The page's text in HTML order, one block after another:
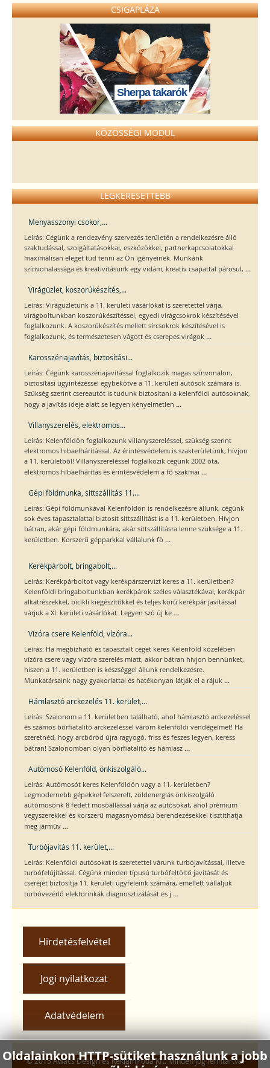
CSIGAPLÁZA
Sherpa takarók
KÖZÖSSÉGI MODUL
LEGKERESETTEBB
Menyasszonyi csokor,...
Leírás: Cégünk a rendezvény szervezés területén a rendelkezésre álló
szaktudással, szolgáltatásokkal, eszközökkel, partnerkapcsolatokkal
maximálisan eleget tud tenni az Ön igényeinek. Munkánk
színvonalassága és kreativitásunk egy vidám, kreatív csapattal párosul, ...
Virágüzlet, koszorúkészítés,...
Leírás: Virágüzletünk a 11. kerületi vásárlókat is szeretettel várja,
virágboltunkban koszorúkészítéssel, egyedi virágcsokrok készítésével
foglalkozunk. A koszorúkészítés mellett sírcsokrok készítésével is
foglalkozunk, és természetesen vágott és cserepes virágok ...
Karosszériajavítás, biztosítási...
Leírás: Cégünk karosszériajavítással foglalkozik magas színvonalon,
biztosítási ügyintézéssel egybekötve a 11. kerületi autósok számára is.
Szükség szerint csereautót is tudunk biztosítani a kelenföldi autósoknak,
hogy a javítás ideje alatt se legyen kényelmetlen ...
Villanyszerelés, elektromos...
Leírás: Kelenföldön foglalkozunk villanyszereléssel, szükség szerint
elektromos hibaelhárítással. Az érintésvédelem is szakterületünk, hívjon
a 11. kerületből! Villanyszereléssel foglalkozik cégünk 2002 óta,
elektromos hibaelhárítás és érintésvédelem a fő szakmai ...
Gépi földmunka, sittszállítás 11....
Leírás: Gépi földmunkával Kelenföldön is rendelkezésre állunk, cégünk
sok éves tapasztalattal biztosít sittszállítást is a 11. kerületben. Hívjon
bátran, akár gépi földmunkára, akár sittszállításra lenne szüksége a 11.
kerületben. Korszerű gépparkkal vállalunk fö ...
Kerékpárbolt, bringabolt,...
Leírás: Kerékpárboltot vagy kerékpárszervizt keres a 11. kerületben?
Kelenföldi bringaboltunkban kerékpárok széles választékával, kerékpár
alkatrészekkel, bicikli kiegészítőkkel és teljes körű kerékpár javítással
várjuk a XI. kerületi vásárlókat. Legyen szó új ke ...
Vízóra csere Kelenföld, vízóra...
Leírás: Ha megbízható és tapasztalt céget keres Kelenföld közelében
vízóra csere vagy vízóra szerelés miatt, akkor bátran hívjon bennünket,
hiszen a 11. kerületben is készséggel állunk rendelkezésre.
Munkatársaink nagy gyakorlattal és hatékonyan látják el a rájuk ...
Hámlasztó arckezelés 11. kerület,...
Leírás: Szalonom a 11. kerületben található, ahol hámlasztó arckezeléssel
és számos bőrfiatalító arckezeléssel várom kelenföldi vendégeimet! Ha
szeretnéd, hogy arcbőröd újra ragyogó, friss és feszes legyen, keress
bátran! Szalonomban olyan bőrfiatalító és hámlasz ...
Autómosó Kelenföld, önkiszolgáló...
Leírás: Autómosót keres Kelenföldön vagy a 11. kerületben?
Legmodernebb gépekkel felszerelt, zöldenergiás önkiszolgáló
autómosónk 8 fedett mosóállással várja az autósokat, ahol prémium
vegyszerekkel és korszerű magasnyomású berendezésekkel tisztíthatja
meg járműv ...
Turbójavítás 11. kerület,...
Leírás: Kelenföldi autósokat is szeretettel várunk turbójavítással, illetve
turbófelújítással. Cégünk minden típusú turbófeltöltő javítását és
cseréjét biztosítja 11. kerületi ügyfeleink számára, emellett vállaljuk
turbóvezérlő elektorinkák diagnosztizálását és j ...
Hirdetésfelvétel
Jogi nyilatkozat
Adatvédelem
Oldalainkon HTTP-sütiket használunk a jobb
© 2015 Awacs Design és Reklámiroda Kft. Minden jog fenntartva.